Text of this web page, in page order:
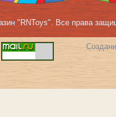
"RNToys". Все права